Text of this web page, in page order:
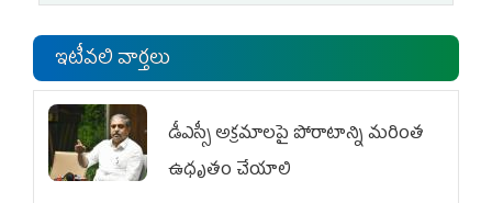
ఇటీవలి వార్తలు
డీఎస్సీ అక్రమాలపై పోరాటాన్ని మరింత
ఉధృతం చేయాలి